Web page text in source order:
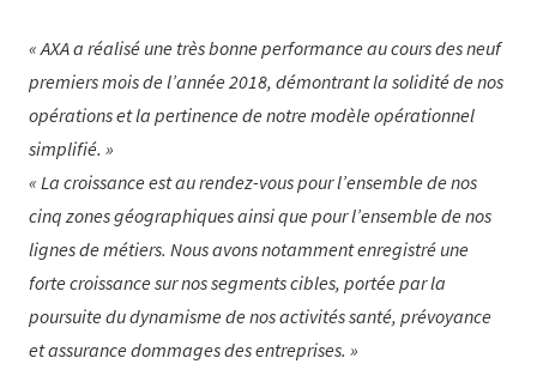
AXA a réalisé une très bonne performance au cours des neuf
premiers mois de l’année 2018, démontrant la solidité de nos
opérations et la pertinence de notre modèle opérationnel
simplifié.
La croissance est au rendez-vous pour l’ensemble de nos
cinq zones géographiques ainsi que pour l’ensemble de nos
lignes de métiers. Nous avons notamment enregistré une
forte croissance sur nos segments cibles, portée par la
poursuite du dynamisme de nos activités santé, prévoyance
et assurance dommages des entreprises.